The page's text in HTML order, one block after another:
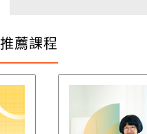
推薦課程